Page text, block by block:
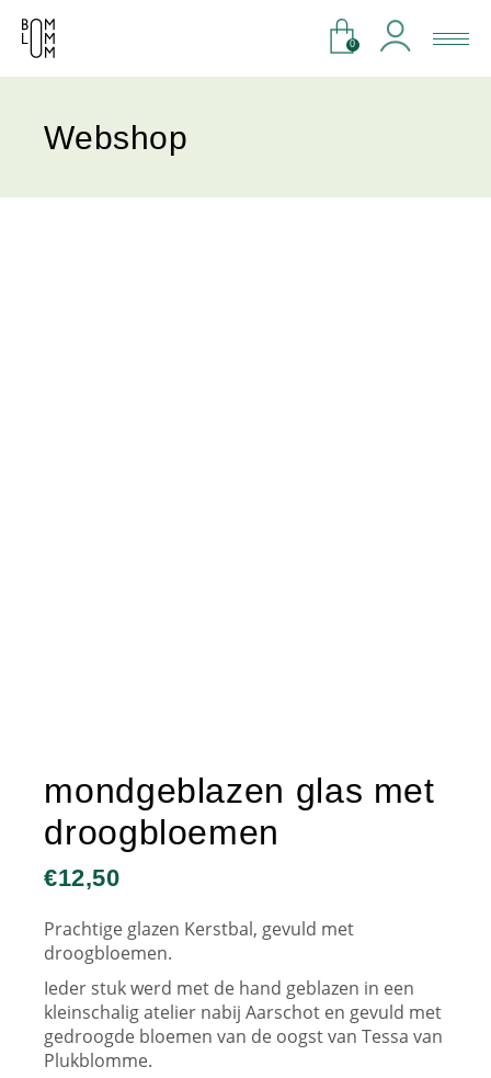
0
Webshop
mondgeblazen glas met
droogbloemen
€12,50
Prachtige glazen Kerstbal, gevuld met
droogbloemen.
Ieder stuk werd met de hand geblazen in een
kleinschalig atelier nabij Aarschot en gevuld met
gedroogde bloemen van de oogst van Tessa van
Plukblomme.